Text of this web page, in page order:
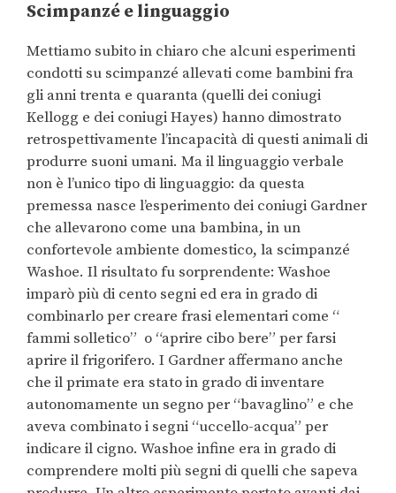
Scimpanzé e linguaggio
Mettiamo subito in chiaro che alcuni esperimenti
condotti su scimpanzé allevati come bambini fra
gli anni trenta e quaranta (quelli dei coniugi
Kellogg e dei coniugi Hayes) hanno dimostrato
retrospettivamente l’incapacità di questi animali di
produrre suoni umani. Ma il linguaggio verbale
non è l’unico tipo di linguaggio: da questa
premessa nasce l’esperimento dei coniugi Gardner
che allevarono come una bambina, in un
confortevole ambiente domestico, la scimpanzé
Washoe. Il risultato fu sorprendente: Washoe
imparò più di cento segni ed era in grado di
combinarlo per creare frasi elementari come “
fammi solletico” o “aprire cibo bere” per farsi
aprire il frigorifero. I Gardner affermano anche
che il primate era stato in grado di inventare
autonomamente un segno per “bavaglino” e che
aveva combinato i segni “uccello-acqua” per
indicare il cigno. Washoe infine era in grado di
comprendere molti più segni di quelli che sapeva